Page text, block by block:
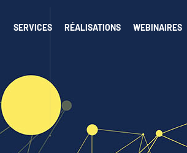
SERVICES RÉALISATIONS WEBINAIRES